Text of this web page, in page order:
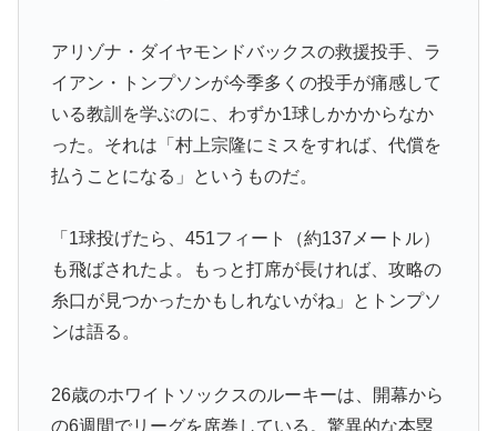
▶ 韓国人「日本メディアが2002年ワールドカップ韓国準
決勝も調査すべきと主張！」→「英国メディアも一斉に
指摘‥」
▶ 【海外の反応】アルゼンチン協会、FIFA会長に確固たる
支持を表明「隠す気もないんだなｗ」
の大復活に米国人が大喜び
▶ 韓国が独自開発したと自慢する甘いトマト、実はそこら
辺のトマトに砂糖水を注入していただけなのが判明して
大問題にw
ないまま胴体着陸「これよりひどい着陸なら山ほど見て
きた」【海外の反応】
アリゾナ・ダイヤモンドバックスの救援投手、ラ
イアン・トンプソンが今季多くの投手が痛感して
いる教訓を学ぶのに、わずか1球しかかからなか
った。それは「村上宗隆にミスをすれば、代償を
払うことになる」というものだ。
「1球投げたら、451フィート（約137メートル）
も飛ばされたよ。もっと打席が長ければ、攻略の
糸口が見つかったかもしれないがね」とトンプソ
ンは語る。
26歳のホワイトソックスのルーキーは、開幕から
の6週間でリーグを席巻している。驚異的な本塁